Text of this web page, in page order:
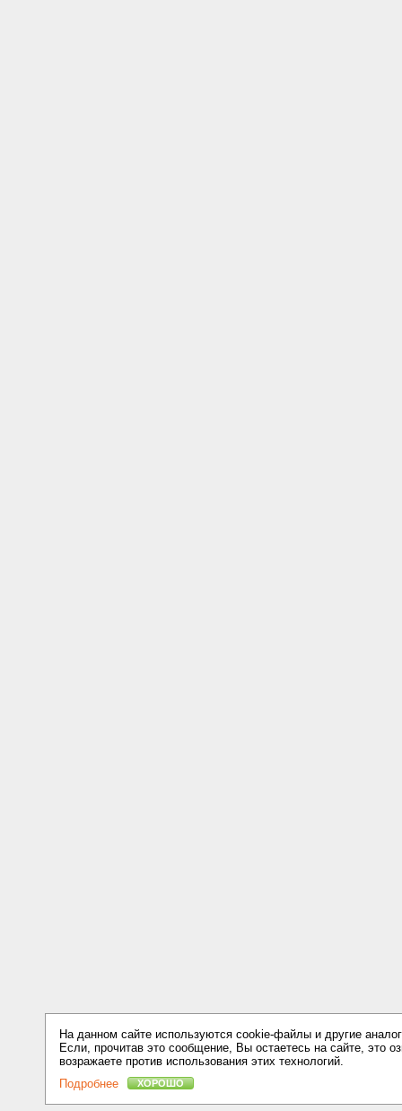
На данном сайте используются cookie-файлы и другие
Если, прочитав это сообщение, Вы остаетесь на сайте, это
возражаете против использования этих технологий.
Подробнее
ХОРОШО